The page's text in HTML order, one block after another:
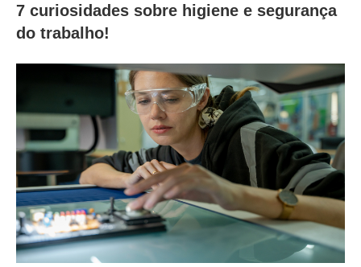
7 curiosidades sobre higiene e segurança
do trabalho!